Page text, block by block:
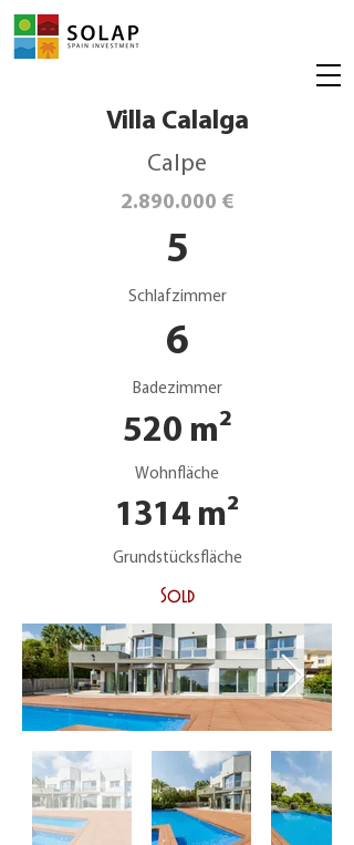
Villa Calalga
Calpe
2.890.000 €
5
Schlafzimmer
6
Badezimmer
520 m²
Wohnfläche
1314 m²
Grundstücksfläche
Sold